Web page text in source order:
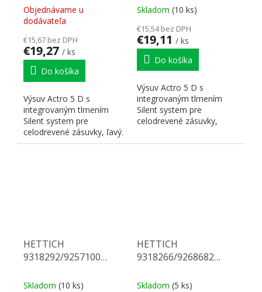
70 kg SiSy L
Objednávame u
dodávateľa
€15,67 bez DPH
€19,27 / ks
Do košíka
Výsuv Actro 5 D s
integrovaným tlmením
Silent system pre
celodrevené zásuvky, ľavý.
Nosnosť 70 kg, dĺžka 500
70 kg SiSy P
Skladom (10 ks)
€15,54 bez DPH
€19,11 / ks
Do košíka
Výsuv Actro 5 D s
integrovaným tlmením
Silent system pre
celodrevené zásuvky,
dĺžka 450 mm. Na...
HETTICH
9318292/9257100
70 kg SiSy L
Skladom (10 ks)
HETTICH
9318266/9268682
40 kg SiSy L
Skladom (5 ks)